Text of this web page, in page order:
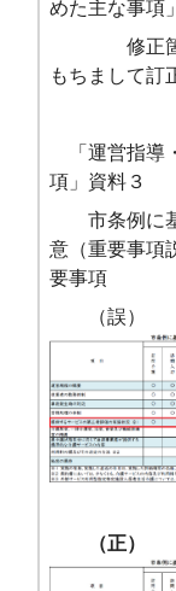
めた主な事項
修正箇所
もちまして訂
「運営指導
項」資料３
市条例に基
意（重要事項
要事項
（誤）
（正）